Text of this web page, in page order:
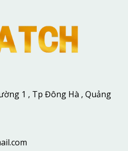
1 , Tp Đông Hà , Quảng